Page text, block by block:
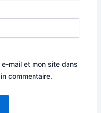
mail et mon site dans
commentaire.